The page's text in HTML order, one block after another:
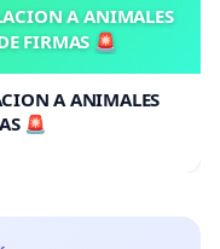
A ANIMALES
FIRMAS 🚨
A ANIMALES
🚨